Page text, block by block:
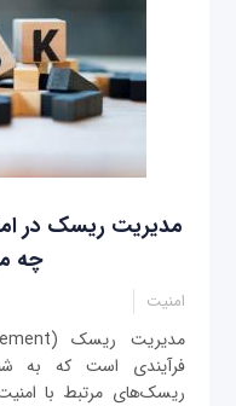
مدیریت ریسک در
چه
امنیت
فرآیندی است که به
ریسک‌های مرتبط با